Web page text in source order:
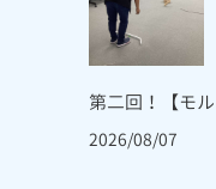
第二回！【モ
2026/08/07